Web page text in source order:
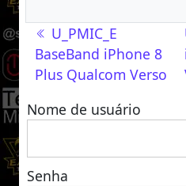
Navegação de
U_PMIC_E
BaseBand iPhone 8
Plus Qualcom Verso
Nome de usuário
Senha